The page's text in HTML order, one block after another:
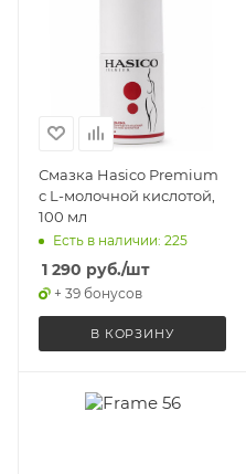
Смазка Hasico Premium
с L-молочной кислотой,
100 мл
Есть в наличии: 225
1 290 руб./шт
+ 39 бонусов
В КОРЗИНУ